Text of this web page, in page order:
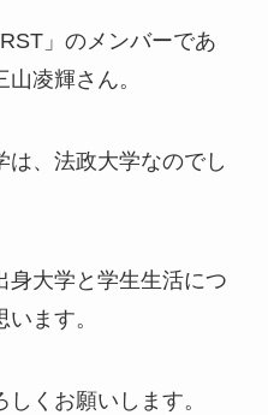
」のメンバーであ
凌輝さん。
は、法政大学なのでし
身大学と学生生活につ
ます。
くお願いします。